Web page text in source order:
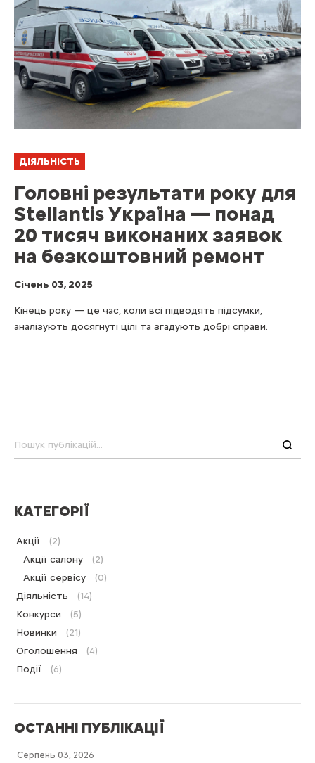
ДІЯЛЬНІСТЬ
Головні результати року для
Stellantis Україна — понад
20 тисяч виконаних заявок
на безкоштовний ремонт
Cічень 03, 2025
Кінець року — це час, коли всі підводять підсумки,
аналізують досягнуті цілі та згадують добрі справи.
КАТЕГОРІЇ
Акції
(2)
Акції салону
(2)
Акції сервісу
(0)
Діяльність
(14)
Конкурси
(5)
Новинки
(21)
Оголошення
(4)
Події
(6)
ОСТАННІ ПУБЛІКАЦІЇ
Серпень 03, 2026